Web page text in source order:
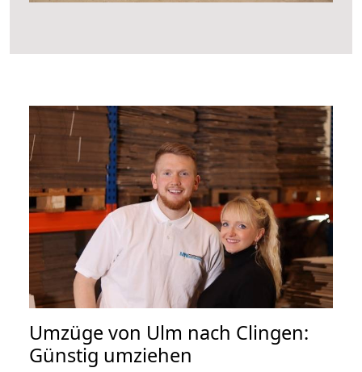
Umzüge von Ulm nach Clingen:
Günstig umziehen